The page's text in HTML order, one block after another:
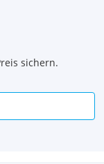
sichern.